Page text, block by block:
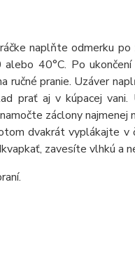
naplňte odmerku
40°C. Po
ručné pranie. Uzáver
prať aj v kúpacej
záclony najmenej
dvakrát vyplákajte
zavesíte vlhkú a